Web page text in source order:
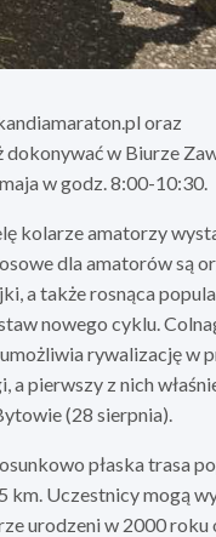
oraz
dokonywać w Biurze
w godz. 8:00-10:30.
kolarze amatorzy
dla amatorów są
a także rosnąca
nowego cyklu.
rywalizację w
pierwszy z nich
(28 sierpnia).
płaska trasa
km. Uczestnicy mogą
urodzeni w 2000 roku